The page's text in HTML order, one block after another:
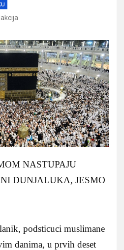
NASTUPAJU
DUNJALUKA, JESMO
podsticuci muslimane
danima, u prvih deset